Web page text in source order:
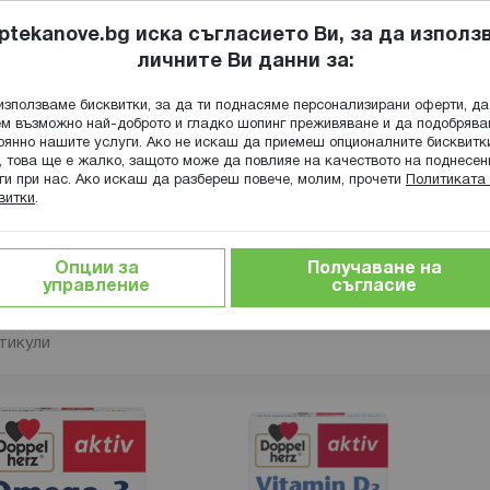
Търсене
ПОПИТАЙ
ГРИЖА ЗА МАЙКАТА И ДЕТЕТО ХРАНИТЕЛНИ ДОБАВКИ
с Витамин Д на DoppelHerz
иска съгласието Ви, за да
личните Ви данни за:
бисквитки, за да ти поднасяме персонализирани оферти, да
възможно най-доброто и гладко шопинг преживяване и да
нашите услуги. Ако не искаш да приемеш опционалните
това ще е жалко, защото може да повлияе на качеството на
при нас. Ако искаш да разбереш повече, молим, прочети
Политиката
.
Опции за
управление
Получаване на
съгласие